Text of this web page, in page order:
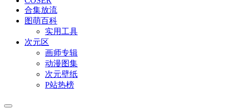
合集放流
图萌百科
实用工具
次元区
画师专辑
动漫图集
次元壁纸
P站热榜